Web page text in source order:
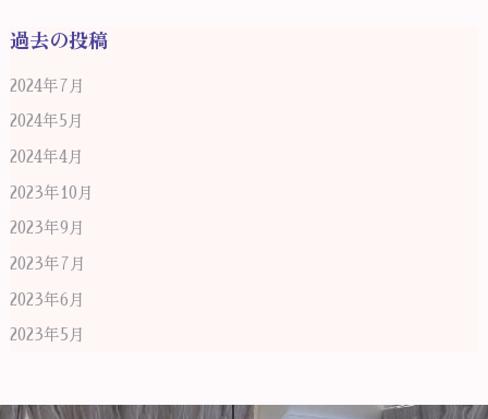
過去の投稿
2024年7月
2024年5月
2024年4月
2023年10月
2023年9月
2023年7月
2023年6月
2023年5月